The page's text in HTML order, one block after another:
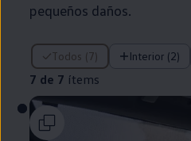
pequeños daños.
Todos (7) Interior (2)
7 de 7 ítems
7 de 7 ítems